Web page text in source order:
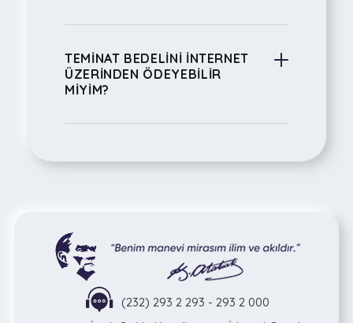
TEMİNAT BEDELİNİ İNTERNET
ÜZERİNDEN ÖDEYEBİLİR
MİYİM?
(232) 293 2 293 - 293 2 000